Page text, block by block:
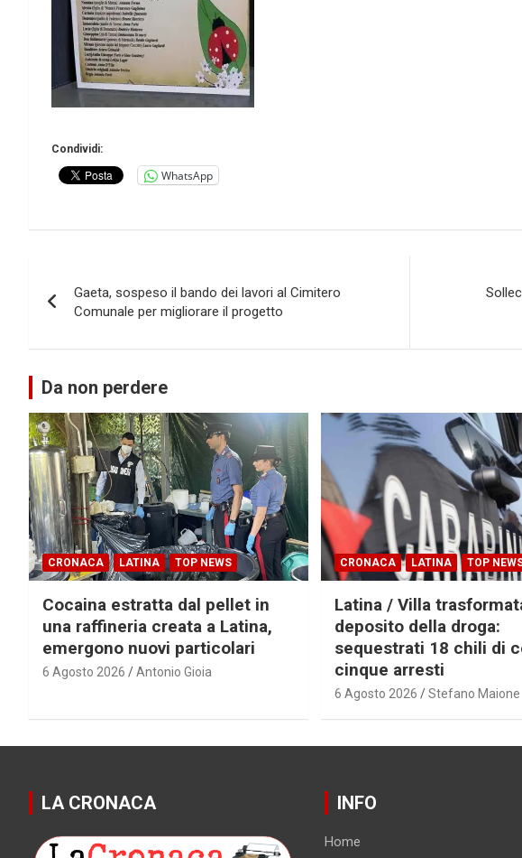
Condividi:
WhatsApp
articoli
Gaeta, sospeso il bando dei lavori al Cimitero
Comunale per migliorare il progetto
Da non perdere
CRONACA LATINA TOP NEWS
Cocaina estratta dal pellet in
una raffineria creata a Latina,
emergono nuovi particolari
6 Agosto 2026 Antonio Gioia
CRONACA LATINA TOP
Latina / Villa
deposito della droga:
sequestrati 18 chili di
cinque arresti
6 Agosto 2026 Stefano Maione
LA CRONACA INFO
Home